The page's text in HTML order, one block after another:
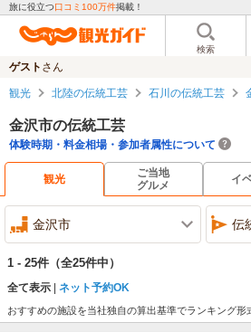
旅に役立つ口コミ100万件掲載！
検索
ゲスト さん
観光 北陸の伝統工芸 石川の伝統工芸
金沢市の伝統工芸
体験時期・料金相場・参加者属性について
観光
ご当地
グルメ
イ
金沢市 伝
1 - 25件 （全25件中）
全て表示 ネット予約OK
おすすめの施設を当社独自の算出基準でランキング形